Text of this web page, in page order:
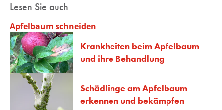
Lesen Sie auch
Apfelbaum schneiden
Krankheiten beim Apfelbaum
und ihre Behandlung
Schädlinge am Apfelbaum
erkennen und bekämpfen